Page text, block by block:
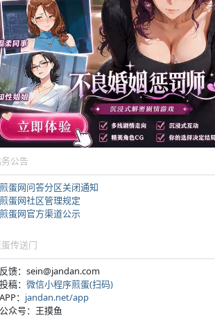
公告
煎蛋网问答分区关闭通知
煎蛋网社区管理规定
煎蛋网官方渠道公示
传送门
馈：sein@jandan.com
稿： 微信小程序煎蛋(扫码)
： jandan.net/app
众号：王摸鱼